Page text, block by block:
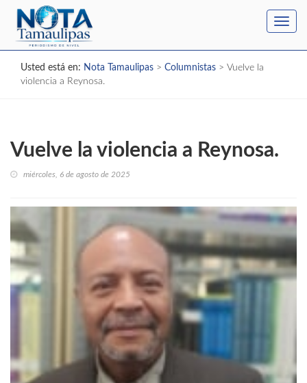
Usted está en: Nota Tamaulipas > Columnistas > Vuelve la
violencia a Reynosa.
Vuelve la violencia a Reynosa.
miércoles, 6 de agosto de 2025